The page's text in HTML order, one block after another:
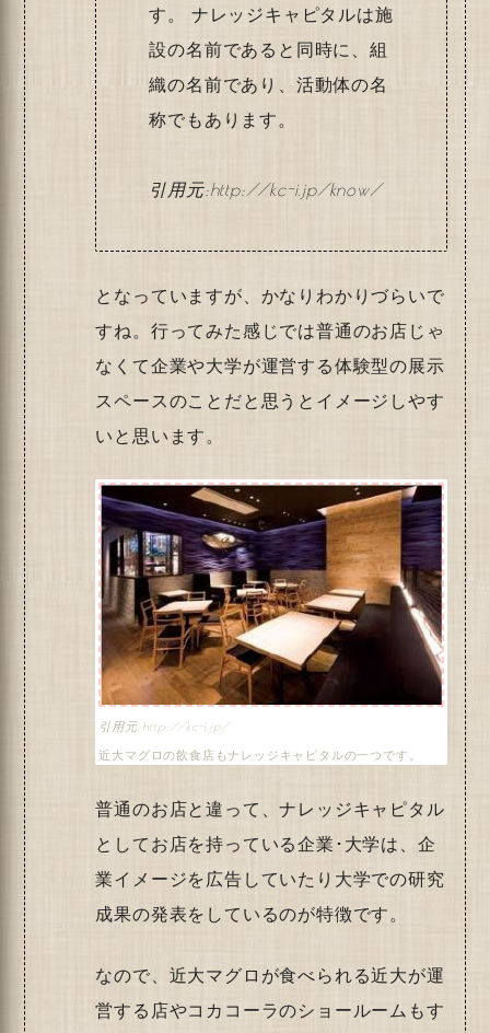
す。 ナレッジキャピタルは施
設の名前であると同時に、組
織の名前であり、活動体の名
称でもあります。
http://kc-i.jp/know/
となっていますが、かなりわかりづらいで
すね。行ってみた感じでは普通のお店じゃ
なくて企業や大学が運営する体験型の展示
スペースのことだと思うとイメージしやす
いと思います。
http://kc-i.jp/
近大マグロの飲食店もナレッジキャピタルの一つです。
普通のお店と違って、ナレッジキャピタル
としてお店を持っている企業･大学は、企
業イメージを広告していたり大学での研究
成果の発表をしているのが特徴です。
なので、近大マグロが食べられる近大が運
営する店やコカコーラのショールームもす